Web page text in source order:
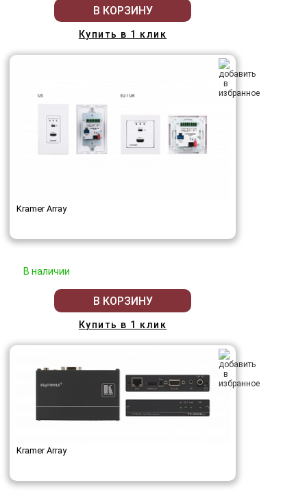
В КОРЗИНУ
Купить в 1 клик
Kramer Array
В наличии
В КОРЗИНУ
Купить в 1 клик
Kramer Array